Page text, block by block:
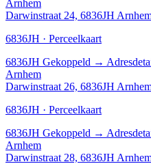
Arnhem
Darwinstraat 24, 6836JH
6836JH · Perceelkaart
6836JH Gekoppeld →
Arnhem
Darwinstraat 26, 6836JH
6836JH · Perceelkaart
6836JH Gekoppeld →
Arnhem
Darwinstraat 28, 6836JH